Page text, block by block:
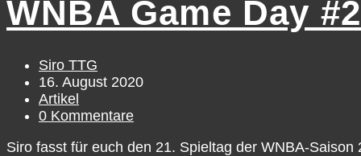
/
Tuesday,
18
WNBA Game Day
Beitrags-
Autor:
Siro TTG
Beitrag
veröffentlicht:
16. August 2020
Beitrags-
Kategorie:
Artikel
Beitrags-
0 Kommentare
Siro fasst für euch den 21. Spieltag der WNBA-